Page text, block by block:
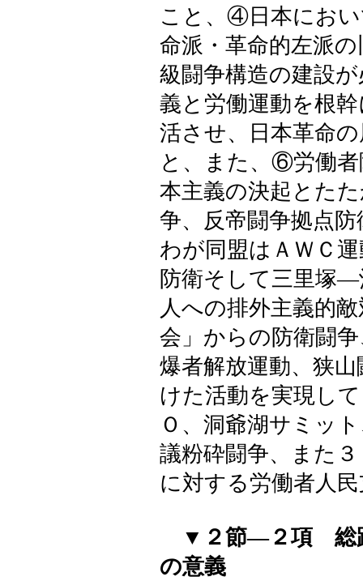
こと、④日本におい
命派・革命的左派
級闘争構造の建設
義と労働運動を根
活させ、日本革命
と、また、⑥労働者
本主義の決起とた
争、反帝闘争拠点
わが同盟はＡＷＣ
防衛そして三里塚―
人への排外主義的
会」からの防衛闘
爆者解放運動、狭
けた活動を実現し
Ｏ、洞爺湖サミッ
議粉砕闘争、また
に対する労働者人
▼２節―２項 総
の意義